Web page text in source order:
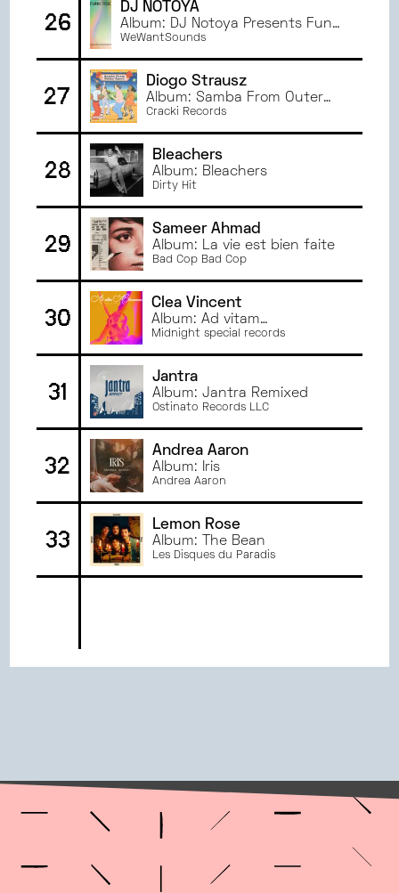
26
DJ NOTOYA
Album: DJ Notoya Presents Funk
Tide - Tokyo Jazz Funk From
WeWantSounds
27
Diogo Strausz
Album: Samba From Outer
Space
Cracki Records
28
Bleachers
Album: Bleachers
Dirty Hit
29
Sameer Ahmad
Album: La vie est bien faite
Bad Cop Bad Cop
30
Clea Vincent
Album: Ad vitam
æternamour
Midnight special records
31
Jantra
Album: Jantra Remixed
Ostinato Records LLC
32
Andrea Aaron
Album: Iris
Andrea Aaron
33
Lemon Rose
Album: The Bean
Les Disques du Paradis